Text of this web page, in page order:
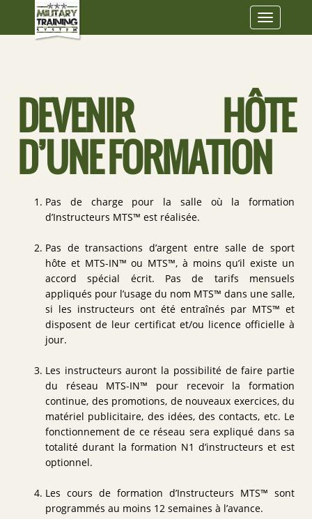
Toggle
DEVENIR HÔTE
D’UNE FORMATION
Pas de charge pour la salle où la formation
d’Instructeurs MTS™ est réalisée.
Pas de transactions d’argent entre salle de sport
hôte et MTS-IN™ ou MTS™, à moins qu’il existe un
accord spécial écrit. Pas de tarifs mensuels
appliqués pour l’usage du nom MTS™ dans une salle,
si les instructeurs ont été entraînés par MTS™ et
disposent de leur certificat et/ou licence officielle à
jour.
Les instructeurs auront la possibilité de faire partie
du réseau MTS-IN™ pour recevoir la formation
continue, des promotions, de nouveaux exercices, du
matériel publicitaire, des idées, des contacts, etc. Le
fonctionnement de ce réseau sera expliqué dans sa
totalité durant la formation N1 d’instructeurs et est
optionnel.
Les cours de formation d’Instructeurs MTS™ sont
programmés au moins 12 semaines à l’avance.